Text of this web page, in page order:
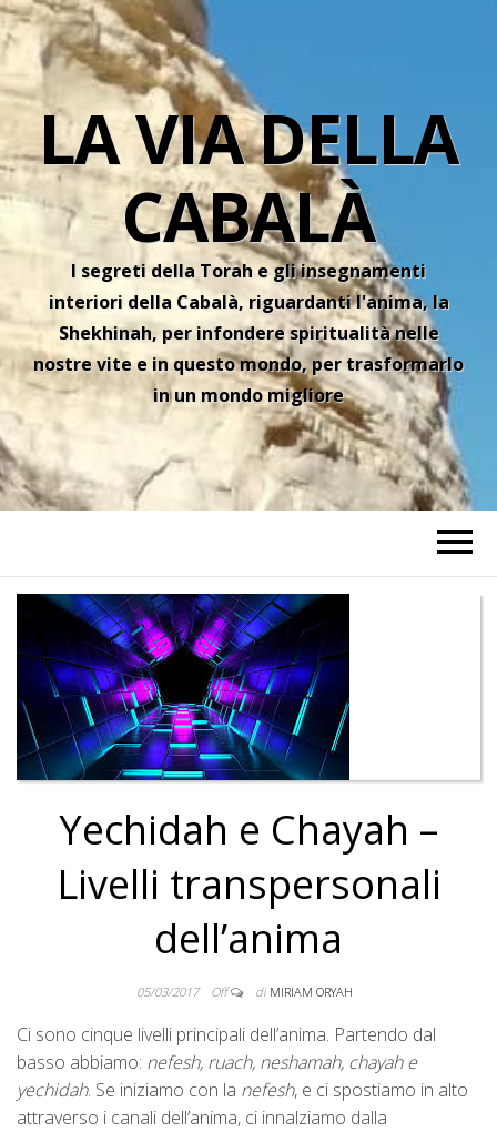
LA VIA DELLA
CABALÀ
I segreti della Torah e gli insegnamenti
interiori della Cabalà, riguardanti l'anima, la
Shekhinah, per infondere spiritualità nelle
nostre vite e in questo mondo, per trasformarlo
in un mondo migliore
Yechidah e Chayah –
Livelli transpersonali
dell’anima
05/03/2017 Off di MIRIAM ORYAH
Ci sono cinque livelli principali dell’anima. Partendo dal
basso abbiamo: nefesh, ruach, neshamah, chayah e
yechidah. Se iniziamo con la nefesh, e ci spostiamo in alto
attraverso i canali dell’anima, ci innalziamo dalla